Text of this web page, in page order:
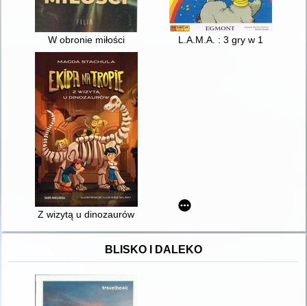
W obronie miłości L.A.M.A. : 3 gry w 1
Z wizytą u dinozaurów
BLISKO I DALEKO